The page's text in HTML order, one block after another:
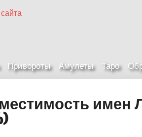
Привороты Амулеты Таро
имен